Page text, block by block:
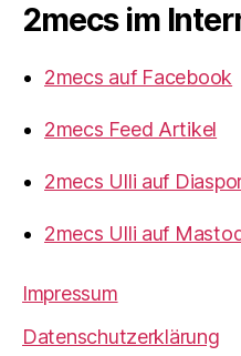
2mecs im
2mecs auf Facebook
2mecs Feed Artikel
2mecs Ulli auf
2mecs Ulli auf
Impressum
Datenschutzerklärung